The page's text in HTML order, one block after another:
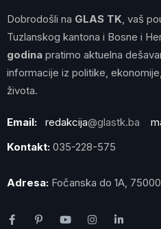
Dobrodošli na GLAS TK , vaš
Tuzlanskog kantona i Bosne i
godina pratimo aktuelna
informacije iz politike,
života.
Email: redakcija@glastk.ba
Kontakt: 035-228-575
Adresa: Fočanska do 1A,